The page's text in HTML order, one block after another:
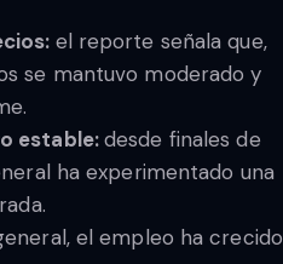
el reporte señala que,
se mantuvo moderado y
estable:desde finales de
ha experimentado una
el empleo ha crecido